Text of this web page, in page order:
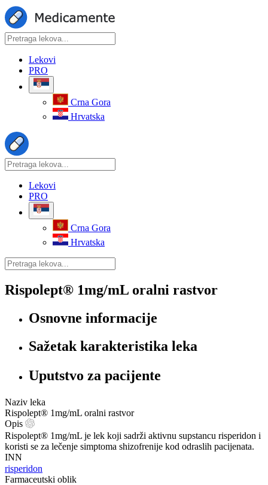
Lekovi
PRO
Crna Gora
Hrvatska
Lekovi
PRO
Crna Gora
Hrvatska
Rispolept® 1mg/mL oralni rastvor
Osnovne informacije
Sažetak karakteristika leka
Uputstvo za pacijente
Naziv leka
Rispolept® 1mg/mL oralni rastvor
Opis
Rispolept® 1mg/mL je lek koji sadrži aktivnu supstancu risperidon i
koristi se za lečenje simptoma shizofrenije kod odraslih pacijenata.
INN
risperidon
Farmaceutski oblik